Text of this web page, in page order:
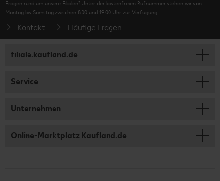
Fragen rund um unsere Filialen? Unter der kostenfreien Rufnummer stehen wir von
Montag bis Samstag zwischen 8:00 und 19:00 Uhr zur Verfügung.
Kontakt Häufige Fragen
filiale.kaufland.de
Service
Unternehmen
Online-Marktplatz Kaufland.de